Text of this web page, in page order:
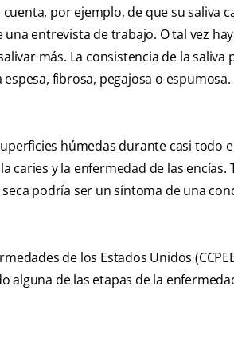
por ejemplo, de que su saliva
entrevista de trabajo. O tal vez
más. La consistencia de la saliva
fibrosa, pegajosa o espumosa.
húmedas durante casi todo
caries y la enfermedad de las encías.
podría ser un síntoma de una
de los Estados Unidos
alguna de las etapas de la